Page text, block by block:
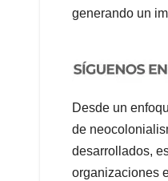
generando un
Desde un
de
desarrollados,
organizaciones